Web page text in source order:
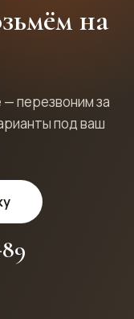
на
— перезвоним за
под ваш